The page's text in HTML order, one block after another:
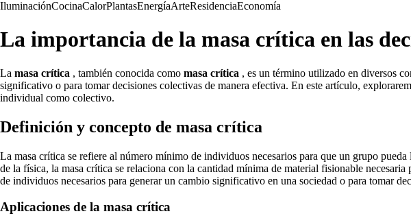
IluminaciónCocinaCalorPlantasEnergíaArteResidenciaEconomía
La importancia de la masa crítica en las
La masa crítica , también conocida como masa crítica , es un término utilizado en diversos
significativo o para tomar decisiones colectivas de manera efectiva. En este artículo,
individual como colectivo.
Definición y concepto de masa crítica
La masa crítica se refiere al número mínimo de individuos necesarios para que un grupo
de la física, la masa crítica se relaciona con la cantidad mínima de material fisionable
de individuos necesarios para generar un cambio significativo en una sociedad o para tomar
Aplicaciones de la masa crítica